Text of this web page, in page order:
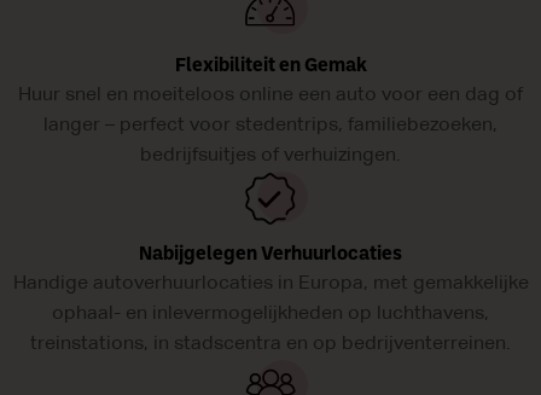
Flexibiliteit en Gemak
Huur snel en moeiteloos online een auto voor een dag of
langer – perfect voor stedentrips, familiebezoeken,
bedrijfsuitjes of verhuizingen.
Nabijgelegen Verhuurlocaties
Handige autoverhuurlocaties in Europa, met gemakkelijke
ophaal- en inlevermogelijkheden op luchthavens,
treinstations, in stadscentra en op bedrijventerreinen.